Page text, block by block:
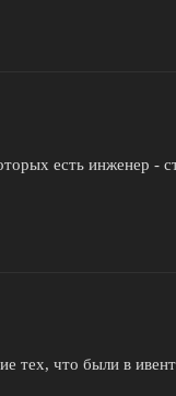
есть инженер -
тех, что были в